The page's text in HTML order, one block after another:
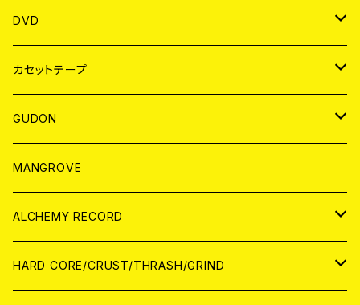
ANALOG
アパレル
BADGE
DVD
JAPAN
WORLD
カセットテープ
JAPAN
WORLD
GUDON
アパレル
PATCH
アナログ
MANGROVE
ALCHEMY RECORD
CD
HARD CORE/CRUST/THRASH/GRIND